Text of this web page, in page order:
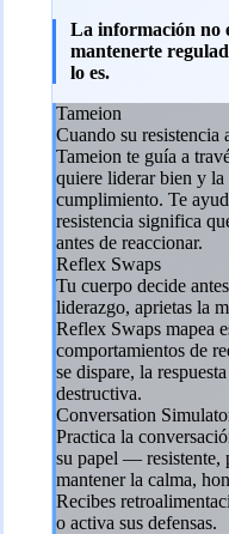
La información no
mantenerte
lo es.
Tameion
Cuando su resistencia
Tameion te guía a
quiere liderar bien y la
cumplimiento. Te
resistencia significa
antes de reaccionar.
Reflex Swaps
Tu cuerpo decide
liderazgo, aprietas la
Reflex Swaps mapea
comportamientos de
se dispare, la
destructiva.
Conversation
Practica la
su papel — resistente,
mantener la calma,
Recibes
o activa sus defensas.